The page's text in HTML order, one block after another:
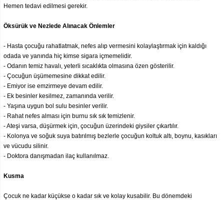
Hemen tedavi edilmesi gerekir.
Öksürük ve Nezlede Alınacak Önlemler
- Hasta çocuğu rahatlatmak, nefes alıp vermesini kolaylaştırmak için kaldığı
odada ve yanında hiç kimse sigara içmemelidir.
- Odanın temiz havalı, yeterli sıcaklıkta olmasına özen gösterilir.
- Çocuğun üşümemesine dikkat edilir.
- Emiyor ise emzirmeye devam edilir.
- Ek besinler kesilmez, zamanında verilir.
- Yaşına uygun bol sulu besinler verilir.
- Rahat nefes alması için burnu sık sık temizlenir.
- Ateşi varsa, düşürmek için, çocuğun üzerindeki giysiler çıkartılır.
- Kolonya ve soğuk suya batırılmış bezlerle çocuğun koltuk altı, boynu, kasıkları
ve vücudu silinir.
- Doktora danışmadan ilaç kullanılmaz.
Kusma
Çocuk ne kadar küçükse o kadar sık ve kolay kusabilir. Bu dönemdeki